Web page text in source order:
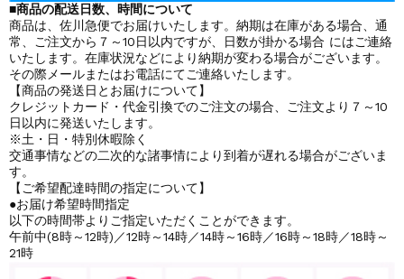
■商品の配送日数、時間について
商品は、佐川急便でお届けいたします。納期は在庫がある場合、通
常、ご注文から７～10日以内ですが、日数が掛かる場合 にはご連絡
いたします。在庫状況などにより納期が変わる場合がございます。
その際メールまたはお電話にてご連絡いたします。
【商品の発送日とお届けについて】
クレジットカード・代金引換でのご注文の場合、ご注文より７～10
日以内に発送いたします。
※土・日・特別休暇除く
交通事情などの二次的な諸事情により到着が遅れる場合がございま
す。
【ご希望配達時間の指定について】
●お届け希望時間指定
以下の時間帯よりご指定いただくことができます。
午前中(8時～12時)／12時～14時／14時～16時／16時～18時／18時～
21時